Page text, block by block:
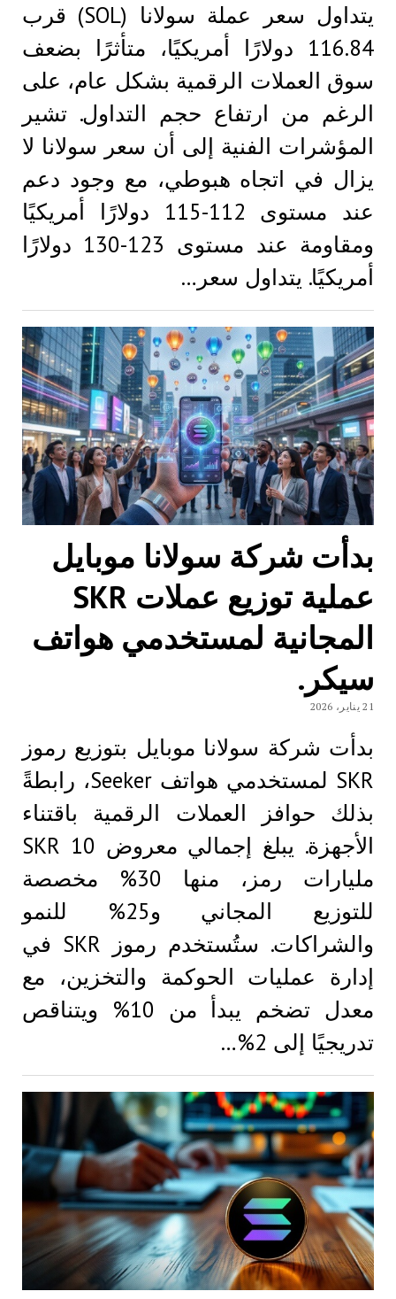
يتداول سعر عملة سولانا (SOL) قرب
116.84 دولارًا أمريكيًا، متأثرًا بضعف
سوق العملات الرقمية بشكل عام، على
الرغم من ارتفاع حجم التداول. تشير
المؤشرات الفنية إلى أن سعر سولانا لا
يزال في اتجاه هبوطي، مع وجود دعم
عند مستوى 112-115 دولارًا أمريكيًا
ومقاومة عند مستوى 123-130 دولارًا
أمريكيًا. يتداول سعر…
بدأت شركة سولانا موبايل
عملية توزيع عملات SKR
المجانية لمستخدمي هواتف
سيكر.
21 يناير، 2026
بدأت شركة سولانا موبايل بتوزيع رموز
SKR لمستخدمي هواتف Seeker، رابطةً
بذلك حوافز العملات الرقمية باقتناء
الأجهزة. يبلغ إجمالي معروض SKR 10
مليارات رمز، منها 30% مخصصة
للتوزيع المجاني و25% للنمو
والشراكات. ستُستخدم رموز SKR في
إدارة عمليات الحوكمة والتخزين، مع
معدل تضخم يبدأ من 10% ويتناقص
تدريجيًا إلى 2%…